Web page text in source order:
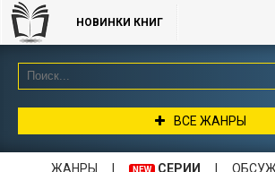
НОВИНКИ КНИГ
ВСЕ ЖАНРЫ
ЖАНРЫ NEW СЕРИИ